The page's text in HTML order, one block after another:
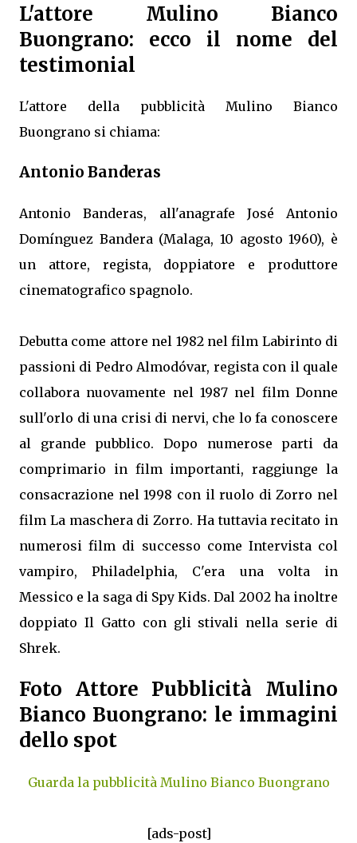
L'attore Mulino Bianco
Buongrano: ecco il nome del
testimonial
L'attore della pubblicità Mulino Bianco
Buongrano si chiama:
Antonio Banderas
Antonio Banderas, all'anagrafe José Antonio
Domínguez Bandera (Malaga, 10 agosto 1960), è
un attore, regista, doppiatore e produttore
cinematografico spagnolo.
Debutta come attore nel 1982 nel film Labirinto di
passioni di Pedro Almodóvar, regista con il quale
collabora nuovamente nel 1987 nel film Donne
sull'orlo di una crisi di nervi, che lo fa conoscere
al grande pubblico. Dopo numerose parti da
comprimario in film importanti, raggiunge la
consacrazione nel 1998 con il ruolo di Zorro nel
film La maschera di Zorro. Ha tuttavia recitato in
numerosi film di successo come Intervista col
vampiro, Philadelphia, C'era una volta in
Messico e la saga di Spy Kids. Dal 2002 ha inoltre
doppiato Il Gatto con gli stivali nella serie di
Shrek.
Foto Attore Pubblicità Mulino
Bianco Buongrano: le immagini
dello spot
Guarda la pubblicità Mulino Bianco Buongrano
[ads-post]